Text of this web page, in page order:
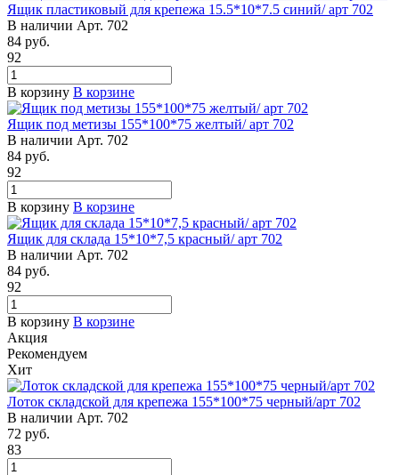
Ящик пластиковый для крепежа 15.5*10*7.5 синий/ арт 702
В наличии Арт. 702
84 руб.
92
В корзину В корзине
Ящик под метизы 155*100*75 желтый/ арт 702
В наличии Арт. 702
84 руб.
92
В корзину В корзине
Ящик для склада 15*10*7,5 красный/ арт 702
В наличии Арт. 702
84 руб.
92
В корзину В корзине
Акция
Рекомендуем
Хит
Лоток складской для крепежа 155*100*75 черный/арт 702
В наличии Арт. 702
72 руб.
83